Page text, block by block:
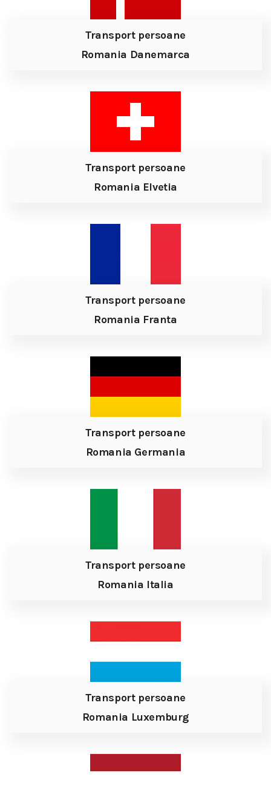
Transport persoane
Romania Danemarca
Transport persoane
Romania Elvetia
Transport persoane
Romania Franta
Transport persoane
Romania Germania
Transport persoane
Romania Italia
Transport persoane
Romania Luxemburg